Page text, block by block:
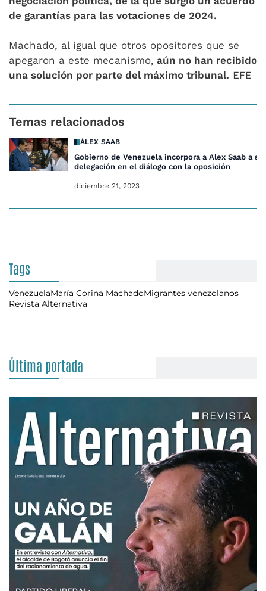
de garantías para las votaciones de 2024.
Machado, al igual que otros opositores que se
apegaron a este mecanismo, aún no han recibido
una solución por parte del máximo tribunal. EFE
Temas relacionados
ÁLEX SAAB
Gobierno de Venezuela incorpora a Alex Saab a su
delegación en el diálogo con la oposición
diciembre 21, 2023
Tags
VenezuelaMaría Corina MachadoMigrantes venezolanos
Revista Alternativa
Última portada